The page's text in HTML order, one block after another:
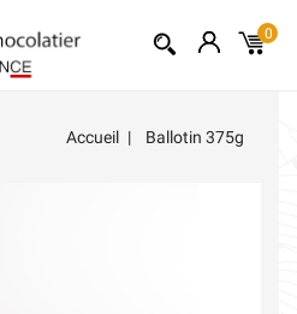
0
Accueil Ballotin 375g